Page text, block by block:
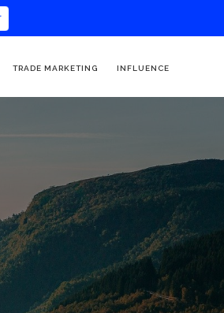
TRADE MARKETING INFLUENCE